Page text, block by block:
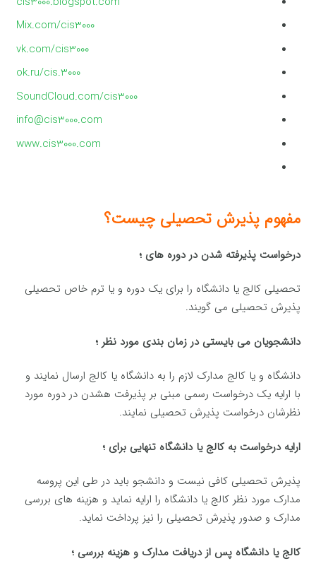
Mix.com/cis3000
vk.com/cis3000
ok.ru/cis.3000
SoundCloud.com/cis3000
مفهوم پذیرش تحصیلی چیست؟
درخواست پذیرفته شدن در دوره های ؛
تحصیلی کالج یا دانشگاه را برای یک دوره و یا ترم خاص تحصیلی
پذیرش تحصیلی می گویند.
دانشجویان می بایستی در زمان بندی مورد نظر ؛
دانشگاه و یا کالج مدارک لازم را به دانشگاه یا کالج ارسال نمایند و
با ارایه یک درخواست رسمی مبنی بر پذیرفت هشدن در دوره مورد
نظرشان درخواست پذیرش تحصیلی نمایند.
ارایه درخواست به کالج یا دانشگاه تنهایی برای ؛
پذیرش تحصیلی کافی نیست و دانشجو باید در طی این پروسه
مدارک مورد نظر کالج یا دانشگاه را ارایه نماید و هزینه های بررسی
مدارک و صدور پذیرش تحصیلی را نیز پرداخت نماید.
کالج یا دانشگاه پس از دریافت مدارک و هزینه بررسی ؛